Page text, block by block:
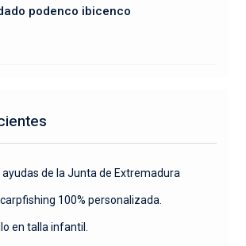
podenco ibicenco
de la Junta de Extremadura
100% personalizada.
en talla infantil.